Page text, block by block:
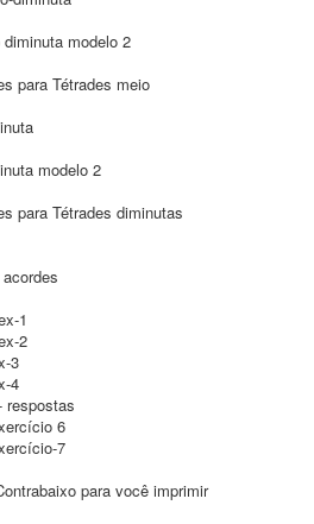
modelo 2
para Tétrades meio
modelo 2
para Tétrades diminutas
1
2
3
4
respostas
6
7
para você imprimir